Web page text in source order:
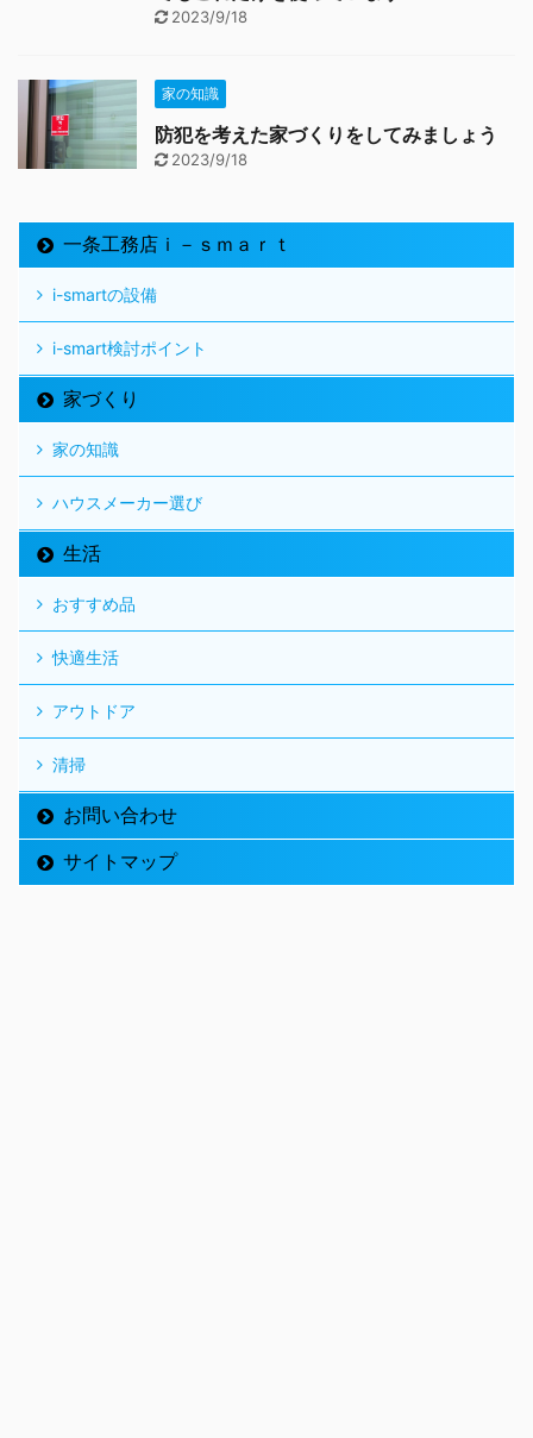
2023/9/18
家の知識
防犯を考えた家づくりをしてみましょう
2023/9/18
一条工務店ｉ－ｓｍａｒｔ
i-smartの設備
i-smart検討ポイント
家づくり
家の知識
ハウスメーカー選び
生活
おすすめ品
快適生活
アウトドア
清掃
お問い合わせ
サイトマップ